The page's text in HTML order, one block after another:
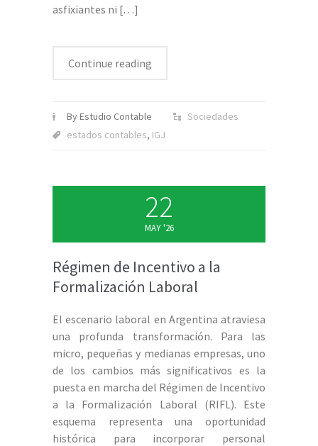
asfixiantes ni […]
Continue reading
By Estudio Contable
Sociedades
estados contables, IGJ
22
MAY '26
Régimen de Incentivo a la
Formalización Laboral
El escenario laboral en Argentina atraviesa
una profunda transformación. Para las
micro, pequeñas y medianas empresas, uno
de los cambios más significativos es la
puesta en marcha del Régimen de Incentivo
a la Formalización Laboral (RIFL). Este
esquema representa una oportunidad
histórica para incorporar personal